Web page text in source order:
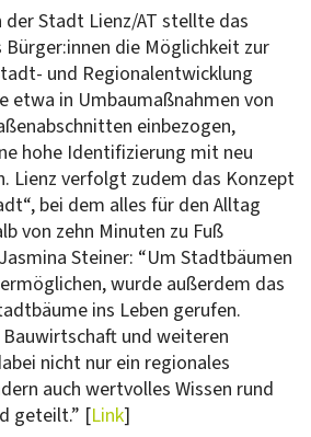
der Stadt Lienz/AT stellte das
die Möglichkeit zur
und Regionalentwicklung
etwa in Umbaumaßnahmen von
einbezogen,
hohe Identifizierung mit neu
Lienz verfolgt zudem das Konzept
bei dem alles für den Alltag
von zehn Minuten zu Fuß
Steiner: “Um Stadtbäumen
wurde außerdem das
ins Leben gerufen.
und weiteren
nicht nur ein regionales
auch wertvolles Wissen rund
geteilt.” [Link]